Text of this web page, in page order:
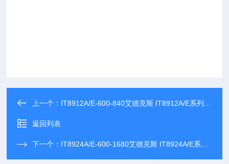
上一个： IT8912A/E-600-840艾德克斯 IT8912A/E系列大功率直流电子负载
返回列表
下一个： IT8924A/E-600-1680艾德克斯 IT8924A/E系列大功率直流电子负载